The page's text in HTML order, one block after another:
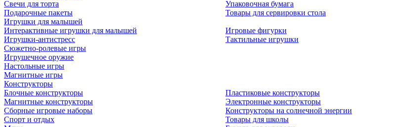
Свечи для торта
Подарочные пакеты
Упаковочная бумага
Товары для сервировки стола
Игрушки для малышей
Интерактивные игрушки для малышей
Игрушки-антистресс
Игровые фигурки
Тактильные игрушки
Сюжетно-ролевые игры
Игрушечное оружие
Настольные игры
Магнитные игры
Конструкторы
Блочные конструкторы
Магнитные конструкторы
Сборные игровые наборы
Пластиковые конструкторы
Электронные конструкторы
Конструкторы на солнечной энергии
Спорт и отдых
Товары для школы